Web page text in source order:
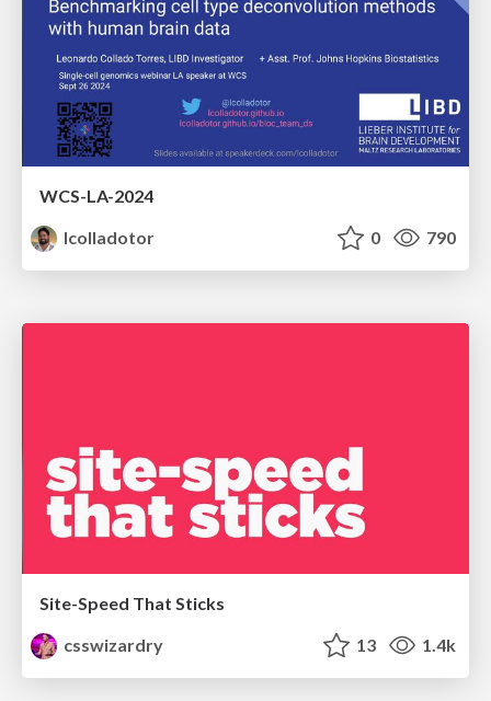
WCS-LA-2024
lcolladotor
0 790
Site-Speed That Sticks
csswizardry
13 1.4k